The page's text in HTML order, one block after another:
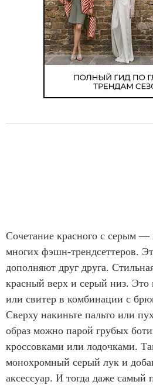
Сочетание красного с серым —
многих фэшн-трендсеттеров.
дополняют друг друга.
красный верх и серый низ. Это
или свитер в комбинации с
Сверху накиньте пальто или
образ можно парой грубых
кроссовками или лодочками.
монохромный серый лук и
аксессуар. И тогда даже самый